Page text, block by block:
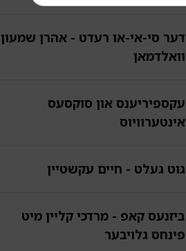
דער סי-אי-או רעדט - אהרן שמעון
וואלדמאן
עקספיריענס און סוקסעס
אינטערוויוס
גוט געלט - חיים עקשטיין
ביזנעס קאפ - מרדכי קליין מיט
פינחס גלויבער